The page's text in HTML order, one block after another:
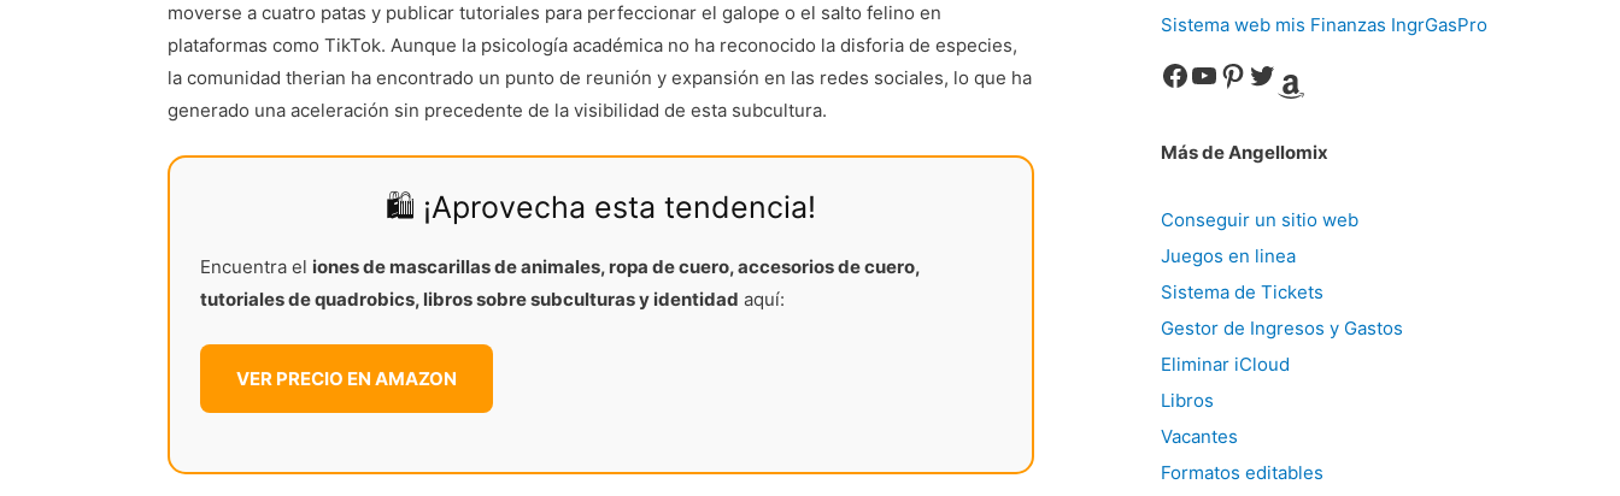
moverse a cuatro patas y publicar tutoriales para perfeccionar el galope o el salto felino en
plataformas como TikTok. Aunque la psicología académica no ha reconocido la disforia de especies,
la comunidad therian ha encontrado un punto de reunión y expansión en las redes sociales, lo que ha
generado una aceleración sin precedente de la visibilidad de esta subcultura.
🛍️ ¡Aprovecha esta tendencia!
Encuentra el iones de mascarillas de animales, ropa de cuero, accesorios de cuero,
tutoriales de quadrobics, libros sobre subculturas y identidad aquí:
VER PRECIO EN AMAZON
Sistema web mis Finanzas IngrGasPro
Facebook YouTube Pinterest Twitter Amazon
Más de Angellomix
Conseguir un sitio web
Juegos en linea
Sistema de Tickets
Gestor de Ingresos y Gastos
Eliminar iCloud
Libros
Vacantes
Formatos editables